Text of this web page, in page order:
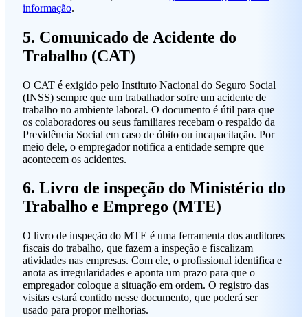
informação.
5. Comunicado de Acidente do
Trabalho (CAT)
O CAT é exigido pelo Instituto Nacional do Seguro Social
(INSS) sempre que um trabalhador sofre um acidente de
trabalho no ambiente laboral. O documento é útil para que
os colaboradores ou seus familiares recebam o respaldo da
Previdência Social em caso de óbito ou incapacitação. Por
meio dele, o empregador notifica a entidade sempre que
acontecem os acidentes.
6. Livro de inspeção do Ministério do
Trabalho e Emprego (MTE)
O livro de inspeção do MTE é uma ferramenta dos auditores
fiscais do trabalho, que fazem a inspeção e fiscalizam
atividades nas empresas. Com ele, o profissional identifica e
anota as irregularidades e aponta um prazo para que o
empregador coloque a situação em ordem. O registro das
visitas estará contido nesse documento, que poderá ser
usado para propor melhorias.